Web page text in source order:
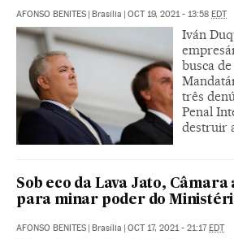
AFONSO BENITES | Brasília | OCT 19, 2021 - 13:58 EDT
Iván
busca
três
Penal
destruir
Sob eco da Lava Jato,
para minar poder do
AFONSO BENITES | Brasília | OCT 17, 2021 - 21:17EDT